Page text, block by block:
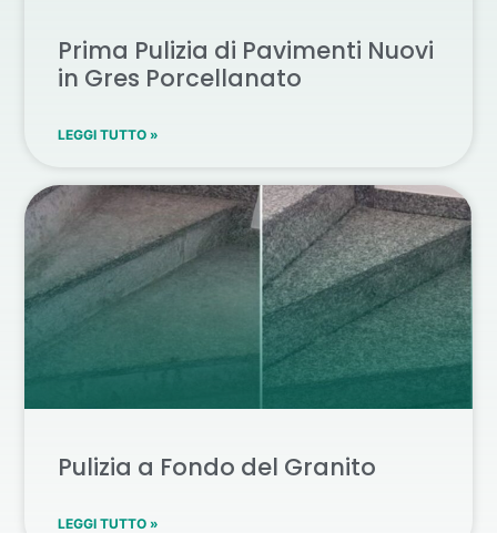
Prima Pulizia di Pavimenti Nuovi
in Gres Porcellanato
LEGGI TUTTO »
Pulizia a Fondo del Granito
LEGGI TUTTO »